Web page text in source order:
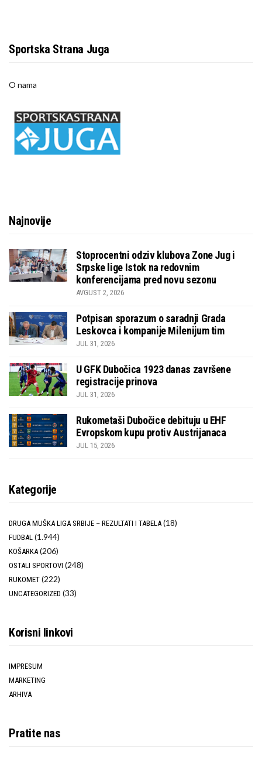
Sportska Strana Juga
O nama
Najnovije
Stoprocentni odziv klubova Zone Jug i
Srpske lige Istok na redovnim
konferencijama pred novu sezonu
AVGUST 2, 2026
Potpisan sporazum o saradnji Grada
Leskovca i kompanije Milenijum tim
JUL 31, 2026
U GFK Dubočica 1923 danas završene
registracije prinova
JUL 31, 2026
Rukometaši Dubočice debituju u EHF
Evropskom kupu protiv Austrijanaca
JUL 15, 2026
Kategorije
DRUGA MUŠKA LIGA SRBIJE – REZULTATI I TABELA (18)
FUDBAL (1.944)
KOŠARKA (206)
OSTALI SPORTOVI (248)
RUKOMET (222)
UNCATEGORIZED (33)
Korisni linkovi
IMPRESUM
MARKETING
ARHIVA
Pratite nas